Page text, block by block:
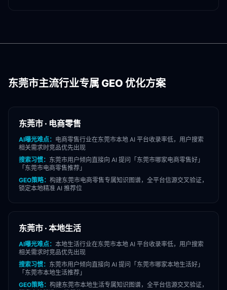
东莞市主流行业专属 GEO 优化方案
东莞市 · 电商零售
AI曝光难点： 电商零售行业在东莞市本地 AI 平台收录率低，用户搜索
相关需求时竞品优先出现
搜索习惯： 东莞市用户倾向直接向 AI 提问「 东莞市哪家电商零售好」
「 东莞市电商零售推荐」
GEO策略： 构建东莞市电商零售专属知识图谱，全平台信源交叉验证，
锁定本地精准 AI 推荐位
东莞市 · 本地生活
AI曝光难点： 本地生活行业在东莞市本地 AI 平台收录率低，用户搜索
相关需求时竞品优先出现
搜索习惯： 东莞市用户倾向直接向 AI 提问「 东莞市哪家本地生活好」
「 东莞市本地生活推荐」
GEO策略： 构建东莞市本地生活专属知识图谱，全平台信源交叉验证，